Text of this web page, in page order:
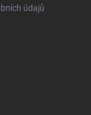
údajů